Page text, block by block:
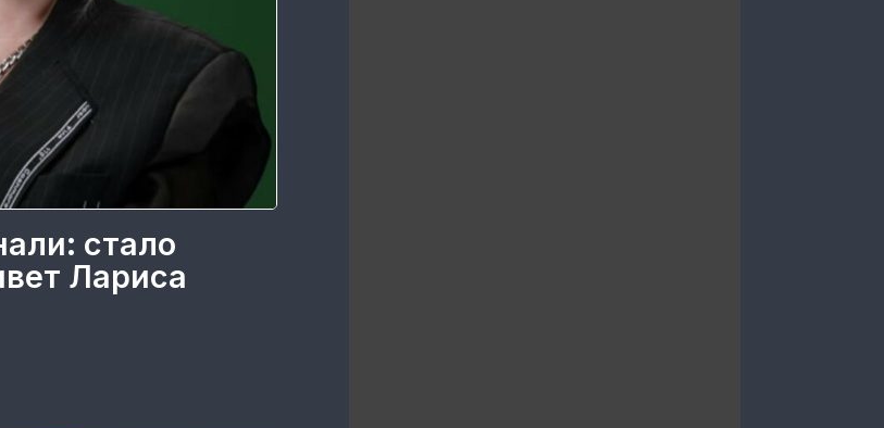
стало
Лариса